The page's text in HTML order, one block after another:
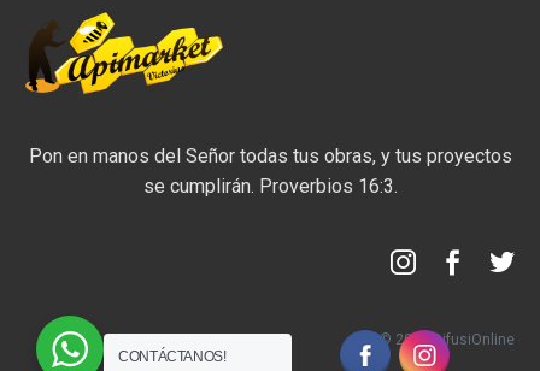
Pon en manos del Señor todas tus obras, y tus proyectos
se cumplirán. Proverbios 16:3.
© 2020 DifusiOnline
CONTÁCTANOS!